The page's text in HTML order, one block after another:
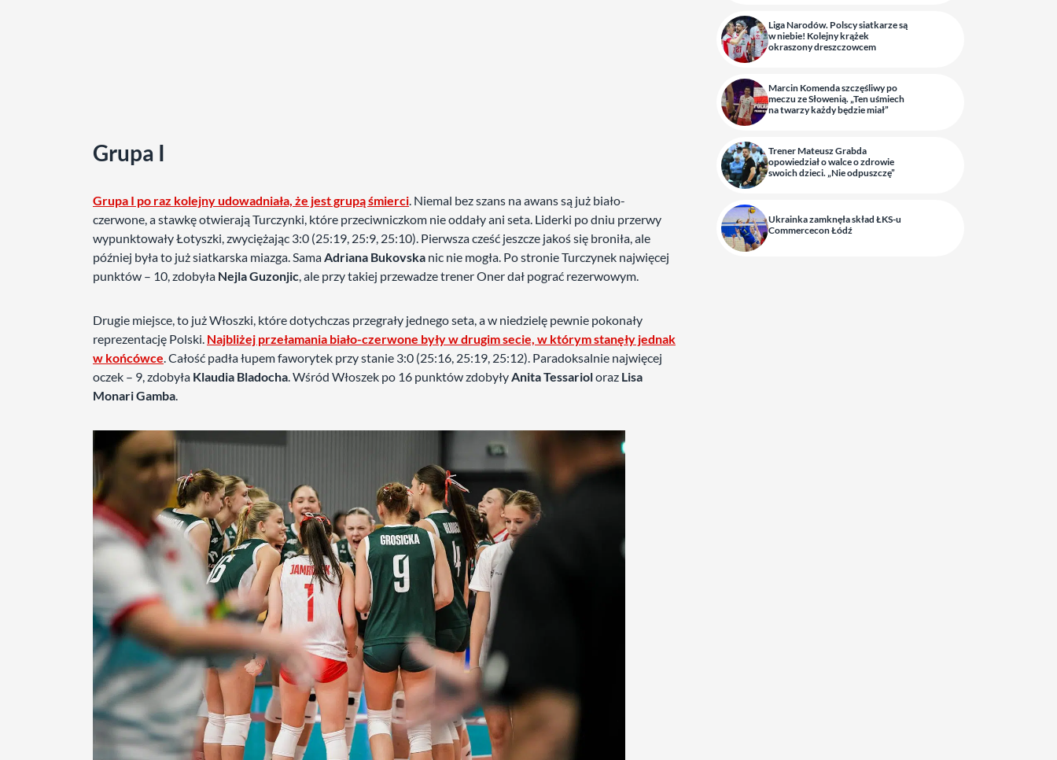
Grupa I
Grupa I po raz kolejny udowadniała, że jest grupą śmierci. Niemal bez szans na awans są już biało-
czerwone, a stawkę otwierają Turczynki, które przeciwniczkom nie oddały ani seta. Liderki po dniu przerwy
wypunktowały Łotyszki, zwyciężając 3:0 (25:19, 25:9, 25:10). Pierwsza cześć jeszcze jakoś się broniła, ale
później była to już siatkarska miazga. SamaAdriana Bukovska nic nie mogła. Po stronie Turczynek najwięcej
punktów – 10, zdobyła Nejla Guzonjic, ale przy takiej przewadze trener Oner dał pograć rezerwowym.
Drugie miejsce, to już Włoszki, które dotychczas przegrały jednego seta, a w niedzielę pewnie pokonały
reprezentację Polski. Najbliżej przełamania biało-czerwone były w drugim secie, w którym stanęły jednak
w końcówce. Całość padła łupem faworytek przy stanie 3:0 (25:16, 25:19, 25:12). Paradoksalnie najwięcej
oczek – 9, zdobyła Klaudia Bladocha. Wśród Włoszek po 16 punktów zdobyłyAnita Tessarioloraz Lisa
Monari Gamba.
Liga Narodów. Polscy siatkarze są
w niebie! Kolejny krążek
okraszony dreszczowcem
Marcin Komenda szczęśliwy po
meczu ze Słowenią. „Ten uśmiech
na twarzy każdy będzie miał”
Trener Mateusz Grabda
opowiedział o walce o zdrowie
swoich dzieci. „Nie odpuszczę”
Ukrainka zamknęła skład ŁKS-u
Commercecon Łódź